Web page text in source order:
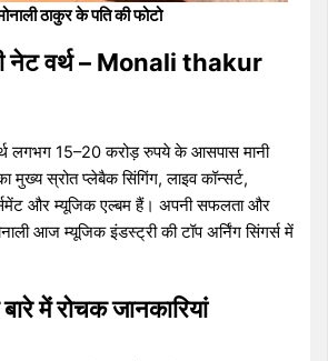
ठाकुर के पति की फोटो
नेट वर्थ – Monali thakur
लगभग 15–20 करोड़ रुपये के आसपास मानी
मुख्य स्रोत प्लेबैक सिंगिंग, लाइव कॉन्सर्ट,
और म्यूजिक एल्बम हैं। अपनी सफलता और
आज म्यूजिक इंडस्ट्री की टॉप अर्निंग सिंगर्स में
में रोचक जानकारियां